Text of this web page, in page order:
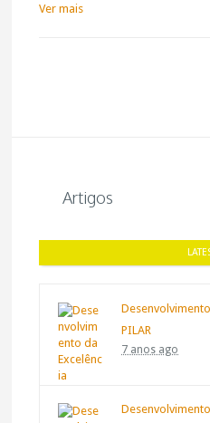
Ver mais
Artigos
PILAR
7 anos ago